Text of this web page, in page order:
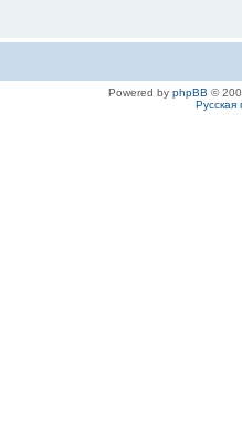
Powered by phpBB ©
Русская